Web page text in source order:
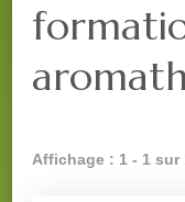
Affichage : 1 - 1 sur